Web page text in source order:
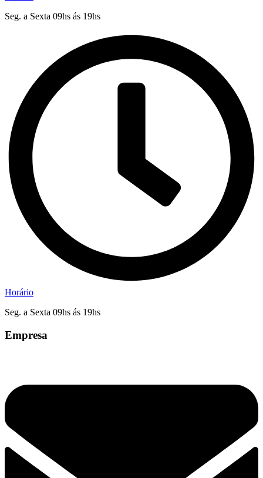
Seg. a Sexta 09hs ás 19hs
Horário
Seg. a Sexta 09hs ás 19hs
Empresa